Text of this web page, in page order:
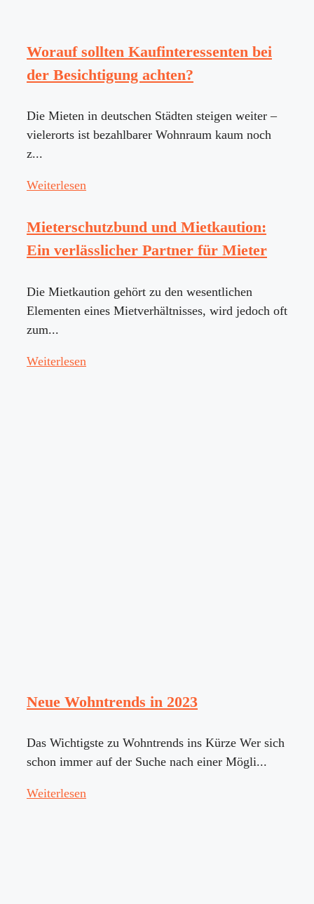
Worauf sollten Kaufinteressenten bei
der Besichtigung achten?
Die Mieten in deutschen Städten steigen weiter –
vielerorts ist bezahlbarer Wohnraum kaum noch
z...
Weiterlesen
Mieterschutzbund und Mietkaution:
Ein verlässlicher Partner für Mieter
Die Mietkaution gehört zu den wesentlichen
Elementen eines Mietverhältnisses, wird jedoch oft
zum...
Weiterlesen
Neue Wohntrends in 2023
Das Wichtigste zu Wohntrends ins Kürze Wer sich
schon immer auf der Suche nach einer Mögli...
Weiterlesen